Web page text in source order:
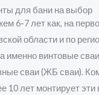
для бани на выбор
6-7 лет как, на
области и по
именно винтовые
сваи (ЖБ сваи).
10 лет монтирует эти